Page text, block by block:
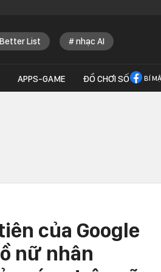
Better List nhạc AI
APPS-GAME ĐỒ CHƠI SỐ BÍ
dài dài
siết kích hoạt lậu
của Google
nữ nhân